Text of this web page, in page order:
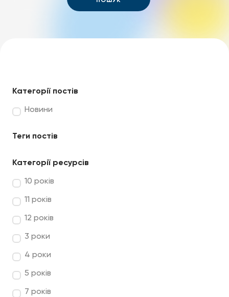
Категорії постів
Новини
Теги постів
Категорії ресурсів
10 років
11 років
12 років
3 роки
4 роки
5 років
7 років